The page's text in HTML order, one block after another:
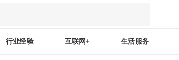
行业经验 互联网+ 生活服务